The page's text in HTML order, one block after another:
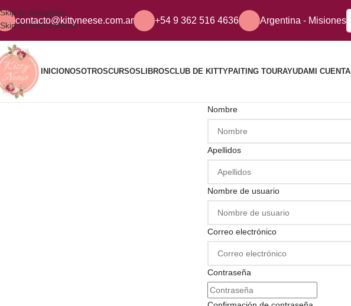
Skip to navigation
Skip to main content
contacto@kittyneese.com.ar +54 9 362 516 4636 Argentina - Misiones
INICIONOSOTROSCURSOS LIBROSCLUB DE KITTYPAITING TOURAYUDAMI CUENTA
Nombre
Apellidos
Nombre de usuario
Correo electrónico
Contraseña